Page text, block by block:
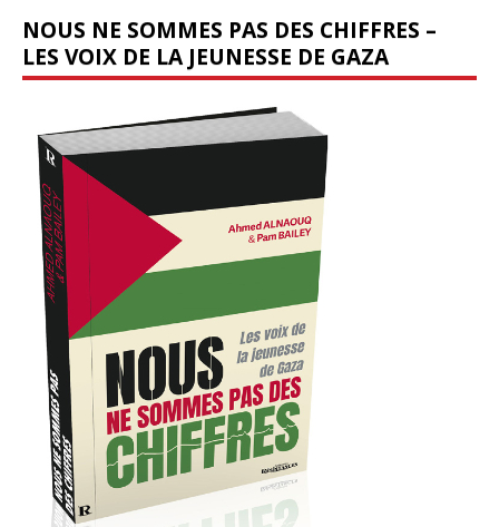
NOUS NE SOMMES PAS DES CHIFFRES –
LES VOIX DE LA JEUNESSE DE GAZA